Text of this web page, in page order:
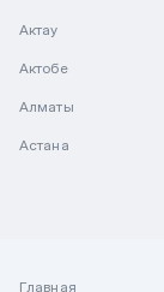
Актау
Актобе
Алматы
Астана
Главная